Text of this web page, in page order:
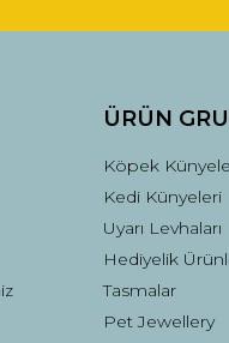
bulunuyor.
alternatifler olmalı.
ÜRÜN
Köpek
Kedi Künyeleri
Uyarı Levhaları
Hediyelik
Tasmalar
Pet Jewellery